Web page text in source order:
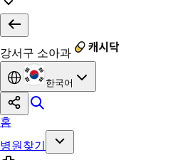
강서구 소아과
한국어
홈
병원찾기